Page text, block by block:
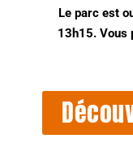
Le parc est
13h15. Vous